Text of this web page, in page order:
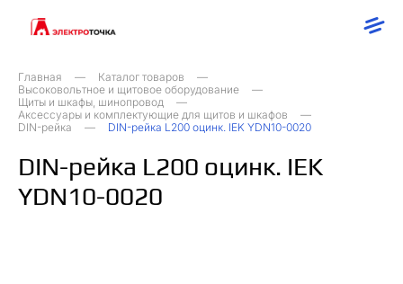
Главная
Каталог товаров
Высоковольтное и щитовое оборудование
Щиты и шкафы, шинопровод
Аксессуары и комплектующие для щитов и шкафов
DIN-рейка
DIN-рейка L200 оцинк. IEK YDN10-0020
DIN-рейка L200 оцинк. IEK
YDN10-0020